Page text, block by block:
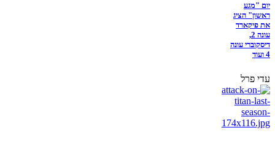
יום "מגע
ראשון" הציג
את פיקארד
עונה 2,
דיסקוברי עונה
4 ועוד
עדי פרל